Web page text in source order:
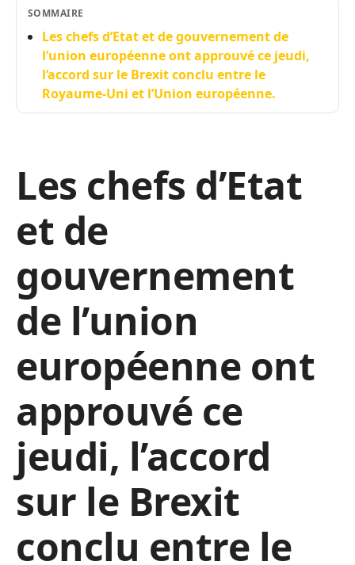
SOMMAIRE
Les chefs d’Etat et de gouvernement de
l’union européenne ont approuvé ce jeudi,
l’accord sur le Brexit conclu entre le
Royaume-Uni et l’Union européenne.
Les chefs d’Etat
et de
gouvernement
de l’union
européenne ont
approuvé ce
jeudi, l’accord
sur le Brexit
conclu entre le